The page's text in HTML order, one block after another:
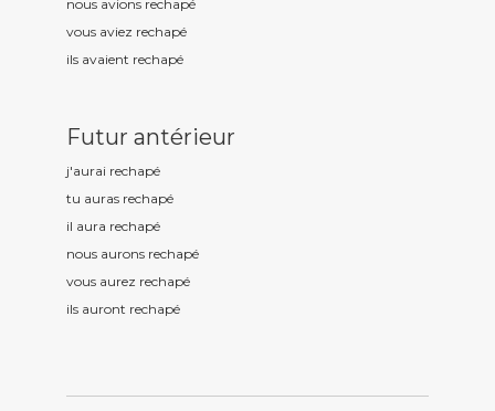
nous avions rechapé
vous aviez rechapé
ils avaient rechapé
Futur antérieur
j'aurai rechapé
tu auras rechapé
il aura rechapé
nous aurons rechapé
vous aurez rechapé
ils auront rechapé